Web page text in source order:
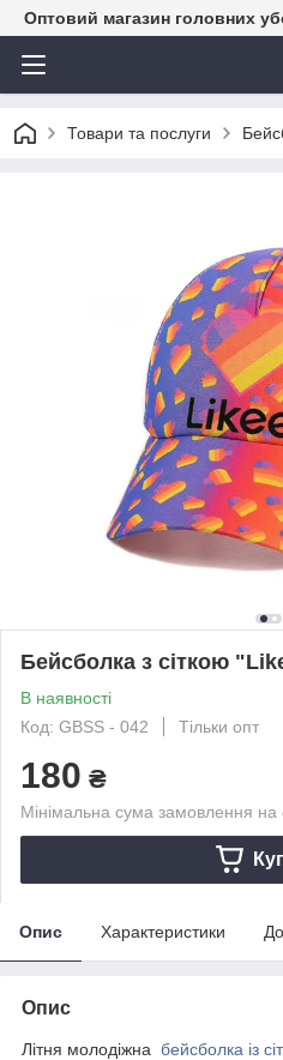
Оптовий магазин головних
Товари та послуги
Бейсболка з сіткою
В наявності
Код: GBSS - 042
Тільки опт
180 ₴
Мінімальна сума замовлення
Опис Характеристики
Опис
Літня молодіжна бейсболка із